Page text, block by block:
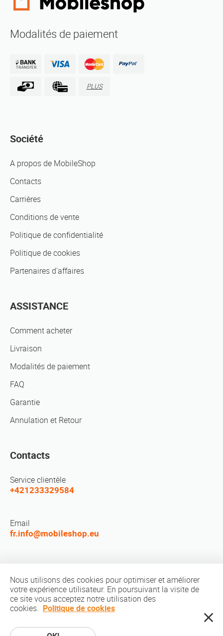
Modalités de paiement
PLUS
Société
A propos de MobileShop
Contacts
Carrières
Conditions de vente
Politique de confidentialité
Politique de cookies
Partenaires d'affaires
ASSISTANCE
Comment acheter
Livraison
Modalités de paiement
FAQ
Garantie
Annulation et Retour
Contacts
Service clientèle
+421233329584
Email
fr.info@mobileshop.eu
Nous utilisons des cookies pour optimiser et améliorer
votre expérience utilisateur. En poursuivant la visite de
ce site vous acceptez notre utilisation des
cookies. Politique de cookies